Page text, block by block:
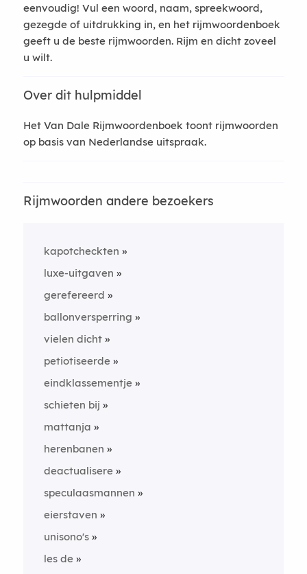
eenvoudig! Vul een woord, naam, spreekwoord,
gezegde of uitdrukking in, en het rijmwoordenboek
geeft u de beste rijmwoorden. Rijm en dicht zoveel
u wilt.
Over dit hulpmiddel
Het Van Dale Rijmwoordenboek toont rijmwoorden
op basis van Nederlandse uitspraak.
Rijmwoorden andere bezoekers
kapotcheckten
luxe-uitgaven
gerefereerd
ballonversperring
vielen dicht
petiotiseerde
eindklassementje
schieten bij
mattanja
herenbanen
deactualisere
speculaasmannen
eierstaven
unisono's
les de